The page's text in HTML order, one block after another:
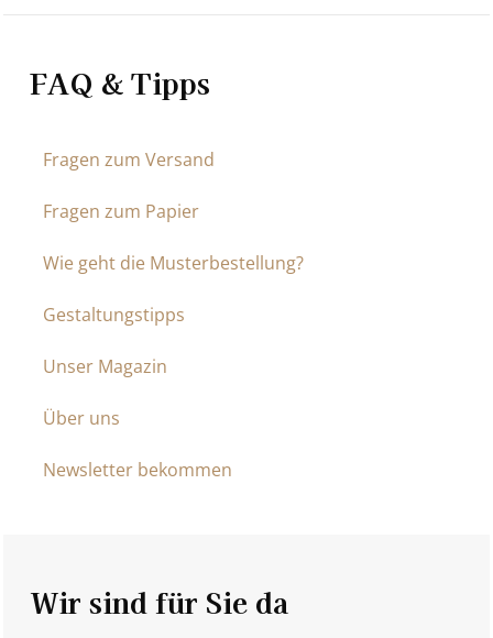
FAQ & Tipps
Fragen zum Versand
Fragen zum Papier
Wie geht die Musterbestellung?
Gestaltungstipps
Unser Magazin
Über uns
Newsletter bekommen
Wir sind für Sie da